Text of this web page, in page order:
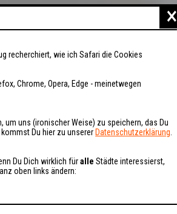
×
recherchiert, wie ich Safari die Cookies
Chrome, Opera, Edge - meinetwegen
uns (ironischer Weise) zu speichern, das Du
Du hier zu unserer Datenschutzerklärung
Du Dich wirklich füralle Städte interessierst,
oben links ändern: